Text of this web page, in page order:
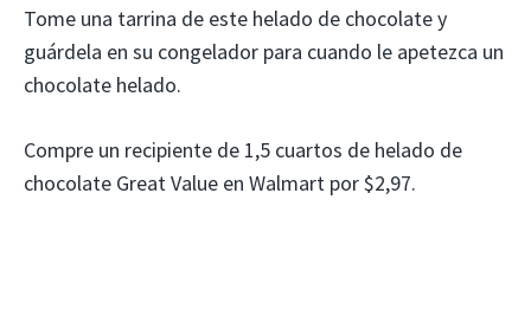
Tome una tarrina de este helado de chocolate y
guárdela en su congelador para cuando le apetezca un
chocolate helado.
Compre un recipiente de 1,5 cuartos de helado de
chocolate Great Value en Walmart por $2,97.